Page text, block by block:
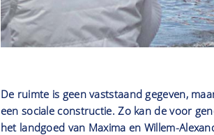
De ruimte is geen vaststaand gegeven,
een sociale constructie. Zo kan de voor
het landgoed van Maxima en Willem-